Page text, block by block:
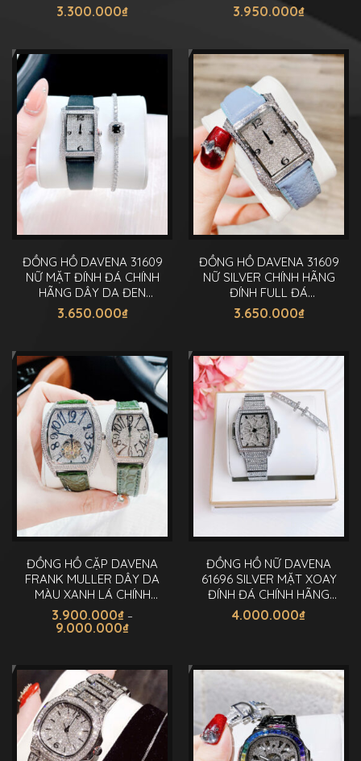
3.300.000₫ 3.950.000₫
ĐỒNG HỒ DAVENA 31609
NỮ MẶT ĐÍNH ĐÁ CHÍNH
HÃNG DÂY DA ĐEN
22X30MM
3.650.000₫
ĐỒNG HỒ DAVENA 31609
NỮ SILVER CHÍNH HÃNG
ĐÍNH FULL ĐÁ
SWAROVSKI 22X30MM
3.650.000₫
ĐỒNG HỒ CẶP DAVENA
FRANK MULLER DÂY DA
MÀU XANH LÁ CHÍNH
HÃNG 39-36MM
3.900.000₫ –
9.000.000₫Khoảng
đến
9.000.000₫
này
có
nhiều
biến
thể.
ĐỒNG HỒ NỮ DAVENA
61696 SILVER MẶT XOAY
ĐÍNH ĐÁ CHÍNH HÃNG
34MM
4.000.000₫